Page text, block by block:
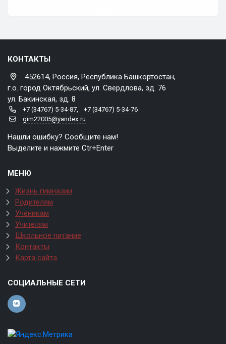
КОНТАКТЫ
452614, Россия, Республика Башкортостан,
г.о. город Октябрьский, ул. Свердлова, зд. 76
ул. Бакинская, зд. 8
+7 (34767) 5-34-87,
+7 (34767) 5-34-76
gim22005@yandex.ru
Нашли ошибку? Сообщите нам!
Выделите и нажмите Ctr+Enter
МЕНЮ
Жизнь гимназии
Родителям
Ученикам
Учителям
Школьное питание
Контакты
Карта сайта
СОЦИАЛЬНЫЕ СЕТИ